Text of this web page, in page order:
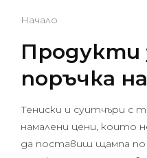
Начало
Продукти
поръчка
Тениски и суитчъри с
намалени цени, които
да поставиш щампа по